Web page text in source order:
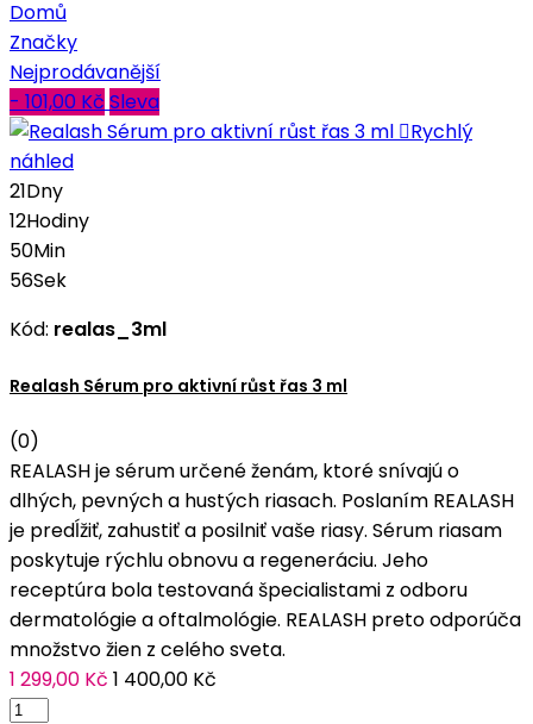
Domů
Značky
Nejprodávanější
- 101,00 Kč Sleva
Rychlý
náhled
21Dny
12Hodiny
50Min
54Sek
Kód: realas_3ml
Realash Sérum pro aktivní růst řas 3 ml
(0)
REALASH je sérum určené ženám, ktoré snívajú o
dlhých, pevných a hustých riasach. Poslaním REALASH
je predĺžiť, zahustiť a posilniť vaše riasy. Sérum riasam
poskytuje rýchlu obnovu a regeneráciu. Jeho
receptúra bola testovaná špecialistami z odboru
dermatológie a oftalmológie. REALASH preto odporúča
množstvo žien z celého sveta.
1 299,00 Kč 1 400,00 Kč